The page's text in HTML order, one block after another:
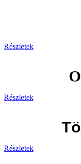
Részletek
Részletek
Részletek